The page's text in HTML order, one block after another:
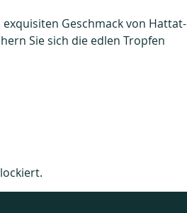
Geschmack von Hattat-
Sie sich die edlen Tropfen